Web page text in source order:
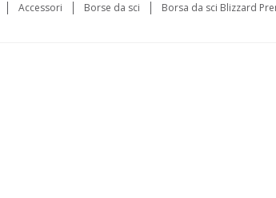
Accessori Borse da sci Borsa da sci Blizzard